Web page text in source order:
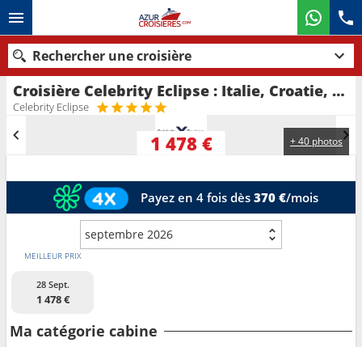
Croisière Celebrity Eclipse : Italie, Croatie, Monténégro, Malte, Grèce au départ de Ravenne
Celebrity Eclipse
+ 40 photos
1 478 €
Payez en 4 fois dès 370 €/mois
septembre 2026
MEILLEUR PRIX
28 Sept.
1 478 €
Ma catégorie cabine
Rechercher une croisière
Nos destinations
Rechercher